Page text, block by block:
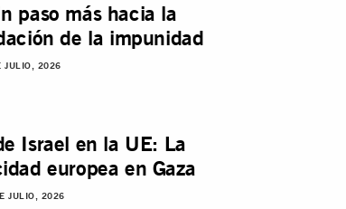
paso más hacia la
de la impunidad
JULIO, 2026
Israel en la UE: La
europea en Gaza
JULIO, 2026